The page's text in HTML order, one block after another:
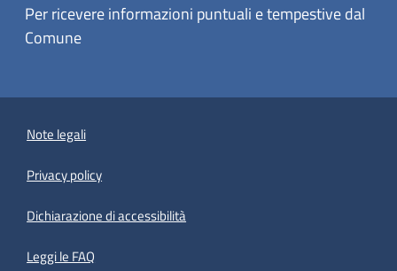
Per ricevere informazioni puntuali e tempestive dal
Comune
Note legali
Privacy policy
Dichiarazione di accessibilità
Leggi le FAQ